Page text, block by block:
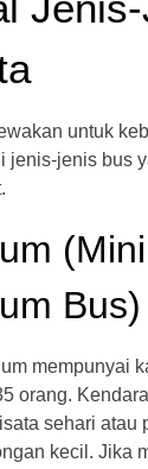
untuk
jenis-jenis bus
(Mini
Bus)
mempunyai
orang.
sehari atau
kecil. Jika